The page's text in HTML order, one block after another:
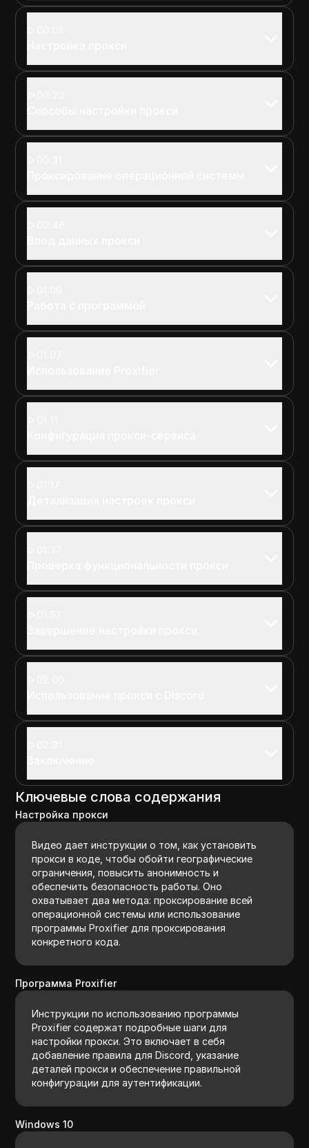
Ключевые слова содержания
Настройка прокси
Видео дает инструкции о том, как установить
прокси в коде, чтобы обойти географические
ограничения, повысить анонимность и
обеспечить безопасность работы. Оно
охватывает два метода: проксирование всей
операционной системы или использование
программы Proxifier для проксирования
конкретного кода.
Программа Proxifier
Инструкции по использованию программы
Proxifier содержат подробные шаги для
настройки прокси. Это включает в себя
добавление правила для Discord, указание
деталей прокси и обеспечение правильной
конфигурации для аутентификации.
Windows 10